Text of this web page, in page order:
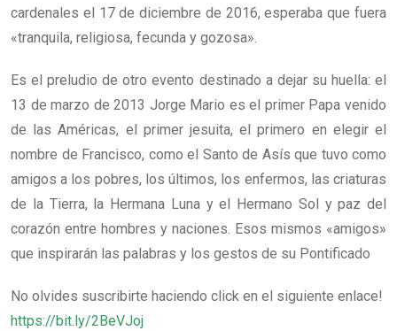
cardenales el 17 de diciembre de 2016, esperaba que fuera
«tranquila, religiosa, fecunda y gozosa».
Es el preludio de otro evento destinado a dejar su huella: el
13 de marzo de 2013 Jorge Mario es el primer Papa venido
de las Américas, el primer jesuita, el primero en elegir el
nombre de Francisco, como el Santo de Asís que tuvo como
amigos a los pobres, los últimos, los enfermos, las criaturas
de la Tierra, la Hermana Luna y el Hermano Sol y paz del
corazón entre hombres y naciones. Esos mismos «amigos»
que inspirarán las palabras y los gestos de su Pontificado
No olvides suscribirte haciendo click en el siguiente enlace!
https://bit.ly/2BeVJoj